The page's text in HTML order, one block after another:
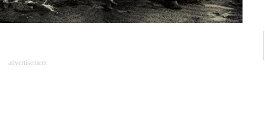
advertisement